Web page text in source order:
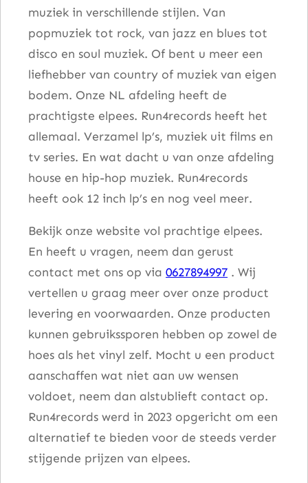
muziek in verschillende stijlen. Van
popmuziek tot rock, van jazz en blues tot
disco en soul muziek. Of bent u meer een
liefhebber van country of muziek van eigen
bodem. Onze NL afdeling heeft de
prachtigste elpees. Run4records heeft het
allemaal. Verzamel lp’s, muziek uit films en
tv series. En wat dacht u van onze afdeling
house en hip-hop muziek. Run4records
heeft ook 12 inch lp’s en nog veel meer.
Bekijk onze website vol prachtige elpees.
En heeft u vragen, neem dan gerust
contact met ons op via 0627894997 . Wij
vertellen u graag meer over onze product
levering en voorwaarden. Onze producten
kunnen gebruikssporen hebben op zowel de
hoes als het vinyl zelf. Mocht u een product
aanschaffen wat niet aan uw wensen
voldoet, neem dan alstublieft contact op.
Run4records werd in 2023 opgericht om een
alternatief te bieden voor de steeds verder
stijgende prijzen van elpees.